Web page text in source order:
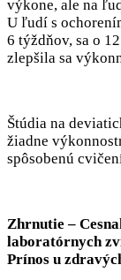
výkone, ale na
U ľudí s
6 týždňov, sa o
zlepšila sa
Štúdia na
žiadne
spôsobenú
Zhrnutie –
laboratórnych
Prínos u